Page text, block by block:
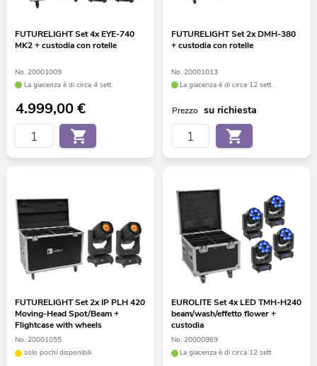
FUTURELIGHT Set 4x EYE-740
MK2 + custodia con rotelle
No. 20001009
La giacenza è di circa 4 sett.
4.999,00€
FUTURELIGHT Set 2x DMH-380
+ custodia con rotelle
No. 20001013
La giacenza è di circa 12 sett.
Prezzo su richiesta
FUTURELIGHT Set 2x IP PLH 420
Moving-Head Spot/Beam +
Flightcase with wheels
No. 20001055
solo pochi disponibili
EUROLITE Set 4x LED TMH-H240
beam/wash/effetto flower +
custodia
No. 20000969
La giacenza è di circa 12 sett.